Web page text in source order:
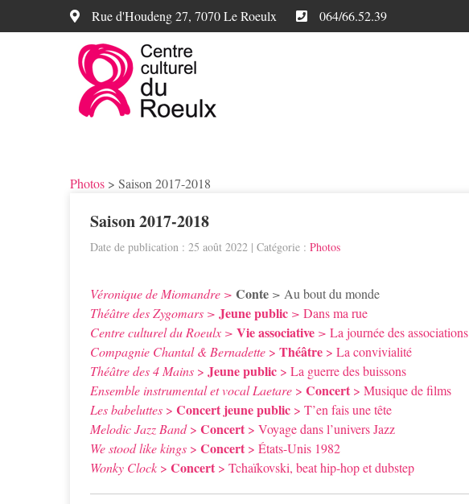
Rue d'Houdeng 27, 7070 Le Roeulx 064/66.52.39
Photos > Saison 2017-2018
Saison 2017-2018
Date de publication : 25 août 2022 | Catégorie : Photos
Véronique de Miomandre > Conte > Au bout du monde
Théâtre des Zygomars > Jeune public > Dans ma rue
Centre culturel du Roeulx > Vie associative > La journée des associations
Compagnie Chantal & Bernadette > Théâtre > La convivialité
Théâtre des 4 Mains > Jeune public > La guerre des buissons
Ensemble instrumental et vocal Laetare > Concert > Musique de films
Les babeluttes > Concert jeune public > T’en fais une tête
Melodic Jazz Band> Concert > Voyage dans l’univers Jazz
We stood like kings > Concert > États-Unis 1982
Wonky Clock > Concert > Tchaïkovski, beat hip-hop et dubstep